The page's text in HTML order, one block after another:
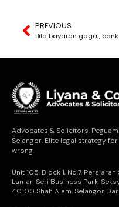
PREVIOUS
Advocates & Solicitors.
Selangor. Elite legal strategy
wrong.
Unit 105, Block 1, No.7, Persiaran
Laman Seri Business Park,
40100 Shah Alam, Selangor